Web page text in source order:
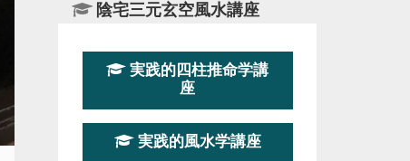
陰宅三元玄空風水講座
この講座はただ今募集中です。
学講座』
2026-08-22～2026-10-25
実践的四柱推命学講
座
実践的風水学講座